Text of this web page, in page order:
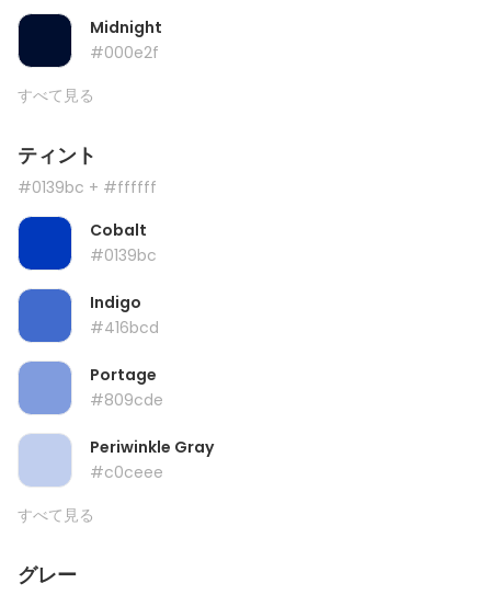
Midnight
#000e2f
すべて見る
ティント
#0139bc + #ffffff
Cobalt
#0139bc
Indigo
#416bcd
Portage
#809cde
Periwinkle Gray
#c0ceee
すべて見る
グレー